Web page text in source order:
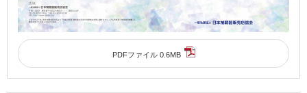
PDFファイル 0.6MB